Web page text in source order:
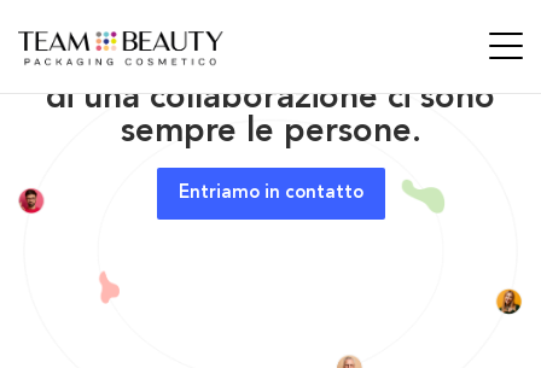
Conosciamoci meglio. Alla base
di una collaborazione ci sono
sempre le persone.
Entriamo in contatto